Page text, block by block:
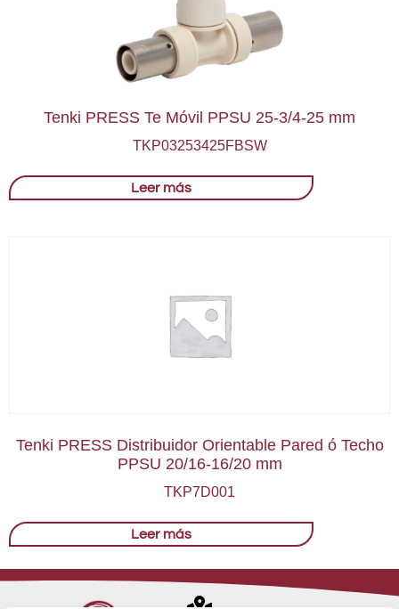
Tenki PRESS Te Móvil PPSU 25-3/4-25 mm
TKP03253425FBSW
Leer más
Tenki PRESS Distribuidor Orientable Pared ó Techo
PPSU 20/16-16/20 mm
TKP7D001
Leer más